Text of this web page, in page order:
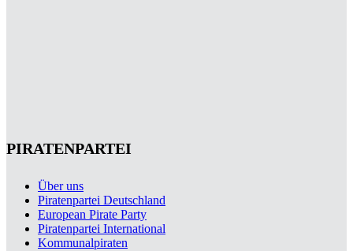
PIRATENPARTEI
Über uns
Piratenpartei Deutschland
European Pirate Party
Piratenpartei International
Kommunalpiraten